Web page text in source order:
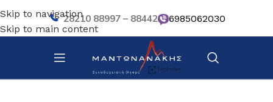
Skip to navigation
Skip to main content
28210 88997 – 88442 6985062030
Αρχική σελίδα/